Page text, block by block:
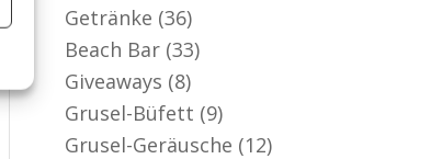
Getränke (36)
Beach Bar (33)
Giveaways (8)
Grusel-Büfett (9)
Grusel-Geräusche (12)